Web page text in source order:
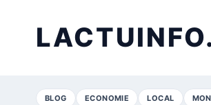
BLOG ECONOMIE LOCAL